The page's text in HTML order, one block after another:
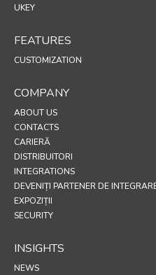
UKEY
FEATURES
CUSTOMIZATION
COMPANY
ABOUT US
CONTACTS
CARIERĂ
DISTRIBUITORI
INTEGRATIONS
DEVENIȚI PARTENER DE
EXPOZIȚII
SECURITY
INSIGHTS
NEWS